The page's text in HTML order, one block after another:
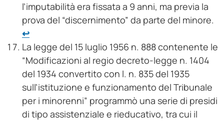
l’imputabilità era fissata a 9 anni, ma previa la
prova del “discernimento” da parte del minore.
↩︎
La legge del 15 luglio 1956 n. 888 contenente le
“Modificazioni al regio decreto-legge n. 1404
del 1934 convertito con l. n. 835 del 1935
sull’istituzione e funzionamento del Tribunale
per i minorenni” programmò una serie di presidi
di tipo assistenziale e rieducativo, tra cui il